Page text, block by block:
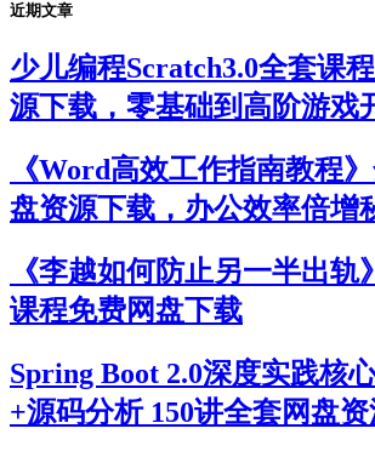
近期文章
少儿编程Scratch3.0全套课
源下载，零基础到高阶游戏
《Word高效工作指南教程
盘资源下载，办公效率倍增
《李越如何防止另一半出轨
课程免费网盘下载
Spring Boot 2.0深度实践核
+源码分析 150讲全套网盘